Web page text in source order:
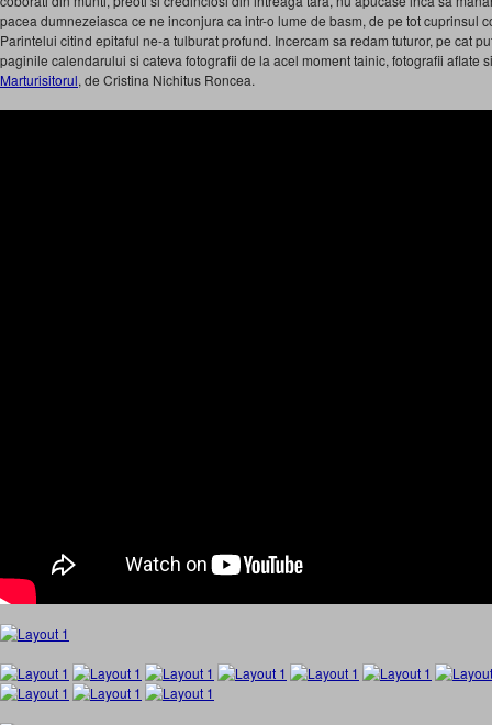
pacea dumnezeiasca ce ne inconjura ca intr-o lume de basm, de pe tot cuprinsul
Parintelui citind epitaful ne-a tulburat profund. Incercam sa redam tuturor, pe cat
paginile calendarului si cateva fotografii de la acel moment tainic, fotografii aflate
Marturisitorul, de Cristina Nichitus Roncea.